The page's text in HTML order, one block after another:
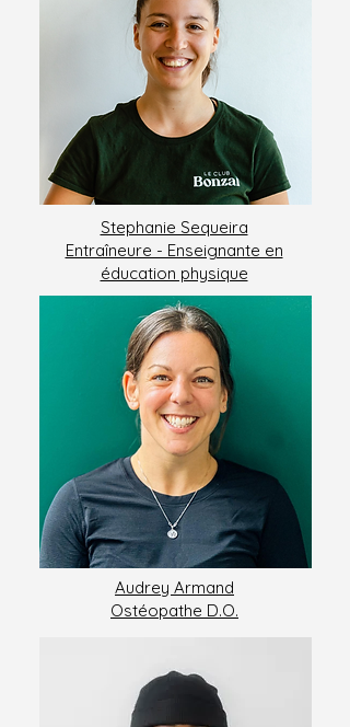
Stephanie Sequeira
Entraîneure - Enseignante en
éducation physique
Audrey Armand
Ostéopathe D.O.